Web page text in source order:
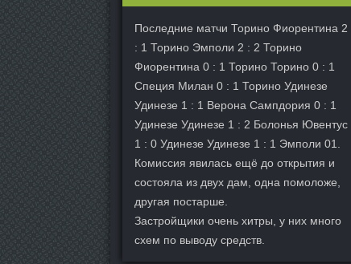
Последние матчи Торино Фиорентина 2
: 1 Торино Эмполи 2 : 2 Торино
Фиорентина 0 : 1 Торино Торино 0 : 1
Специя Милан 0 : 1 Торино Удинезе
Удинезе 1 : 1 Верона Сампдория 0 : 1
Удинезе Удинезе 1 : 2 Болонья Ювентус
1 : 0 Удинезе Удинезе 1 : 1 Эмполи 01.
Комиссия явилась ещё до открытия и
состояла из двух дам, одна помоложе,
другая постарше.
Застройщики очень хитры, у них много
схем по выводу средств.